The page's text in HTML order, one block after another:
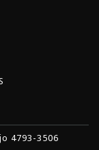
4793-3506